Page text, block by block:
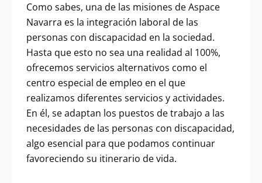
Como sabes, una de las misiones de Aspace
Navarra es la integración laboral de las
personas con discapacidad en la sociedad.
Hasta que esto no sea una realidad al 100%,
ofrecemos servicios alternativos como el
centro especial de empleo en el que
realizamos diferentes servicios y actividades.
En él, se adaptan los puestos de trabajo a las
necesidades de las personas con discapacidad,
algo esencial para que podamos continuar
favoreciendo su itinerario de vida.